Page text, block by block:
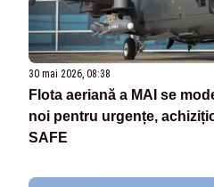
30 mai 2026, 08:38
Flota aeriană a MAI se
noi pentru urgențe,
SAFE